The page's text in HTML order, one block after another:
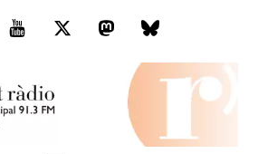
You
TwitterMastodonBluesky